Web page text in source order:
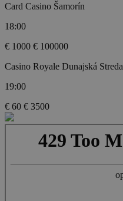
Card Casino Šamorín
18:00
€ 1000 € 100000
Casino Royale Dunajská Streda
19:00
€ 60 € 3500